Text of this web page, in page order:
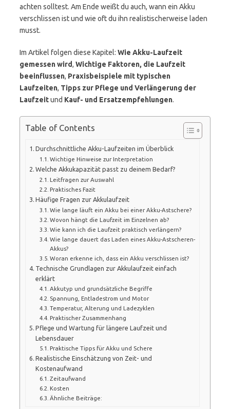
achten solltest. Am Ende weißt du auch, wann ein Akku
verschlissen ist und wie oft du ihn realistischerweise laden
musst.
Im Artikel folgen diese Kapitel: Wie Akku-Laufzeit
gemessen wird, Wichtige Faktoren, die Laufzeit
beeinflussen, Praxisbeispiele mit typischen
Laufzeiten, Tipps zur Pflege und Verlängerung der
Laufzeitund Kauf- und Ersatzempfehlungen.
Table of Contents
Durchschnittliche Akku-Laufzeiten im Überblick
Wichtige Hinweise zur Interpretation
Welche Akkukapazität passt zu deinem Bedarf?
Leitfragen zur Auswahl
Praktisches Fazit
Häufige Fragen zur Akkulaufzeit
Wie lange läuft ein Akku bei einer Akku-Astschere?
Wovon hängt die Laufzeit im Einzelnen ab?
Wie kann ich die Laufzeit praktisch verlängern?
Wie lange dauert das Laden eines Akku-Astscheren-
Akkus?
Woran erkenne ich, dass ein Akku verschlissen ist?
Technische Grundlagen zur Akkulaufzeit einfach
erklärt
Akkutyp und grundsätzliche Begriffe
Spannung, Entladestrom und Motor
Temperatur, Alterung und Ladezyklen
Praktischer Zusammenhang
Pflege und Wartung für längere Laufzeit und
Lebensdauer
Praktische Tipps für Akku und Schere
Realistische Einschätzung von Zeit- und
Kostenaufwand
Zeitaufwand
Kosten
Ähnliche Beiträge: